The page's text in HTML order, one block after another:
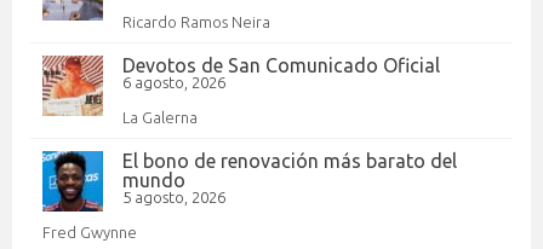
Ricardo Ramos Neira
Devotos de San Comunicado Oficial
6 agosto, 2026
La Galerna
El bono de renovación más barato del
mundo
5 agosto, 2026
Fred Gwynne